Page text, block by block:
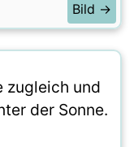
Bild →
zugleich und
der Sonne.